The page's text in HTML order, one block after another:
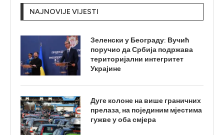
NAJNOVIJE VIJESTI
Зеленски у Београду: Вучић
поручио да Србија подржава
територијални интегритет
Украјине
Дуге колоне на више граничних
прелаза, на појединим мјестима
гужве у оба смјера